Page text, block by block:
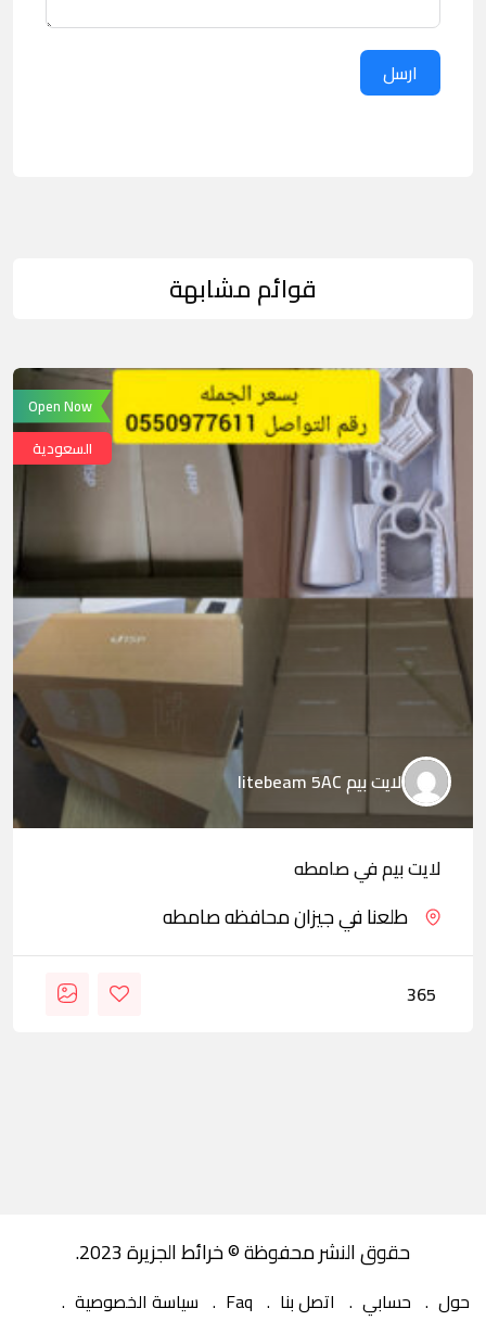
ارسل
قوائم مشابهة
Open Now
السعودية
لايت بيم litebeam 5AC
لايت بيم في صامطه
طلعنا في جيزان محافظه صامطه
365
حقوق النشر محفوظة © خرائط الجزيرة 2023.
حول حسابي اتصل بنا Faq سياسة الخصوصية